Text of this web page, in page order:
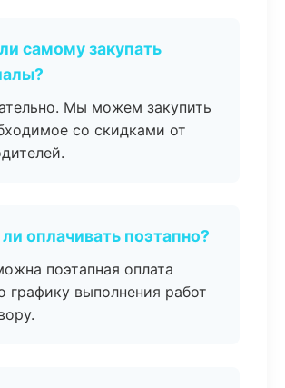
самому закупать
Мы можем закупить
со скидками от
оплачивать поэтапно?
поэтапная оплата
графику выполнения работ